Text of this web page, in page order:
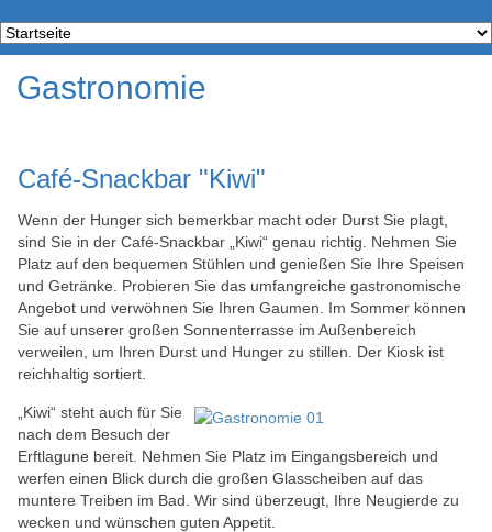
Gastronomie
Café-Snackbar "Kiwi"
Wenn der Hunger sich bemerkbar macht oder Durst Sie plagt,
sind Sie in der Café-Snackbar „Kiwi“ genau richtig. Nehmen Sie
Platz auf den bequemen Stühlen und genießen Sie Ihre Speisen
und Getränke. Probieren Sie das umfangreiche gastronomische
Angebot und verwöhnen Sie Ihren Gaumen. Im Sommer können
Sie auf unserer großen Sonnenterrasse im Außenbereich
verweilen, um Ihren Durst und Hunger zu stillen. Der Kiosk ist
reichhaltig sortiert.
Kiwi“ steht auch für Sie
nach dem Besuch der
Erftlagune bereit. Nehmen Sie Platz im Eingangsbereich und
werfen einen Blick durch die großen Glasscheiben auf das
muntere Treiben im Bad. Wir sind überzeugt, Ihre Neugierde zu
wecken und wünschen guten Appetit.